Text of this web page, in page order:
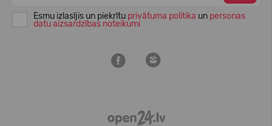
Esmu izlasījis un piekrītu privātuma politika un personas
datu aizsardzības noteikumi